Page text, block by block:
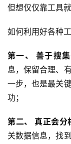
但想仅仅靠工具
如何利用好各种
第一、 善于搜
息，保留合理、
一步，也是最关
功；
第二、 真正会分
关数据信息，找